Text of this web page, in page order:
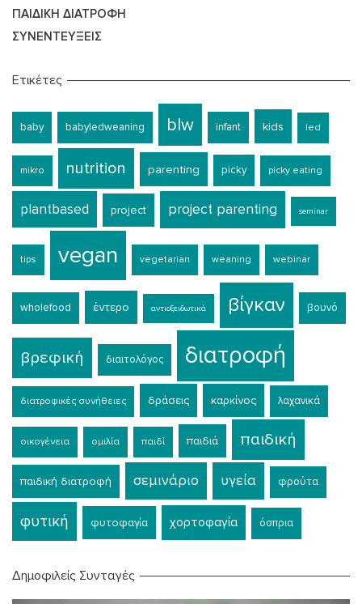
ΠΑΙΔΙΚΉ ΔΙΑΤΡΟΦΉ
ΣΥΝΕΝΤΕΎΞΕΙΣ
Ετικέτες
baby babyledweaning blw infant kids led
mikro nutrition parenting picky picky eating
plantbased project project parenting seminar
tips vegan vegetarian weaning webinar
wholefood έντερο αντιοξειδωτικά βίγκαν βουνό
βρεφική διαιτολόγος διατροφή
διατροφικές συνήθειες δράσεις καρκίνος λαχανικά
οικογένεια ομιλία παιδί παιδιά παιδική
παιδική διατροφή σεμινάριο υγεία φρούτα
φυτική φυτοφαγία χορτοφαγία όσπρια
Δημοφιλείς Συνταγές